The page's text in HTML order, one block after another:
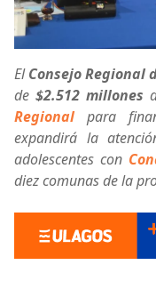
ElConsejo Regional
de $2.512 millones
Regional para
expandirá la
adolescentes con
diez comunas de la